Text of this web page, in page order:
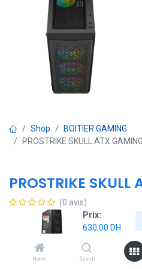
Prix:
630,00 DH
Home Search
Shop
BOITIER GAMING
PROSTRIKE SKULL ATX GAMING
PROSTRIKE SKULL
(0 avis)
630,00DH